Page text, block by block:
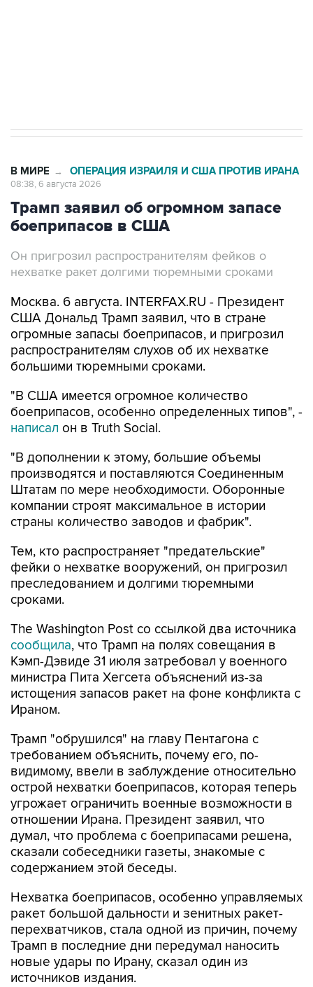
В МИРЕ → ОПЕРАЦИЯ ИЗРАИЛЯ И США ПРОТИВ ИРАНА
08:38, 6 августа 2026
Трамп заявил об огромном запасе
боеприпасов в США
Он пригрозил распространителям фейков о
нехватке ракет долгими тюремными сроками
Москва. 6 августа. INTERFAX.RU - Президент
США Дональд Трамп заявил, что в стране
огромные запасы боеприпасов, и пригрозил
распространителям слухов об их нехватке
большими тюремными сроками.
"В США имеется огромное количество
боеприпасов, особенно определенных типов", -
написал он в Truth Social.
"В дополнении к этому, большие объемы
производятся и поставляются Соединенным
Штатам по мере необходимости. Оборонные
компании строят максимальное в истории
страны количество заводов и фабрик".
Тем, кто распространяет "предательские"
фейки о нехватке вооружений, он пригрозил
преследованием и долгими тюремными
сроками.
The Washington Post со ссылкой два источника
сообщила, что Трамп на полях совещания в
Кэмп-Дэвиде 31 июля затребовал у военного
министра Пита Хегсета объяснений из-за
истощения запасов ракет на фоне конфликта с
Ираном.
Трамп "обрушился" на главу Пентагона с
требованием объяснить, почему его, по-
видимому, ввели в заблуждение относительно
острой нехватки боеприпасов, которая теперь
угрожает ограничить военные возможности в
отношении Ирана. Президент заявил, что
думал, что проблема с боеприпасами решена,
сказали собеседники газеты, знакомые с
содержанием этой беседы.
Нехватка боеприпасов, особенно управляемых
ракет большой дальности и зенитных ракет-
перехватчиков, стала одной из причин, почему
Трамп в последние дни передумал наносить
новые удары по Ирану, сказал один из
источников издания.